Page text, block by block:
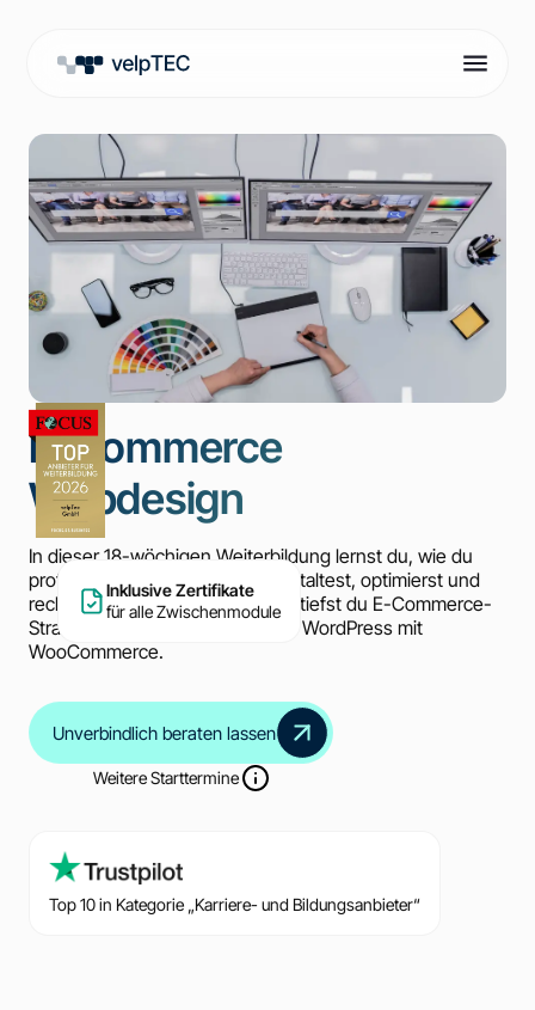
Inklusive Zertifikate
für alle Zwischenmodule
E-Commerce
Webdesign
In dieser 18-wöchigen Weiterbildung lernst du, wie du
professionelle Online-Shops gestaltest, optimierst und
rechtssicher betreibst. Dabei vertiefst du E-Commerce-
Strategien, SEO, Webdesign und WordPress mit
WooCommerce.
Unverbindlich beraten lassen
Weitere Starttermine
Top 10 in Kategorie „Karriere- und Bildungsanbieter“